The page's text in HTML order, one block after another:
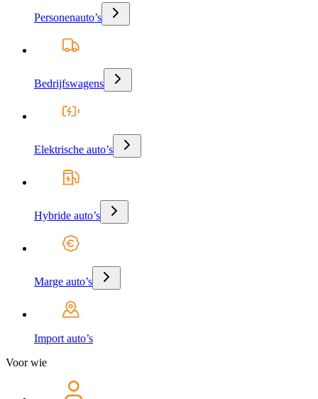
Personenauto’s
Bedrijfswagens
Elektrische auto’s
Hybride auto’s
Marge auto’s
Import auto’s
Voor wie